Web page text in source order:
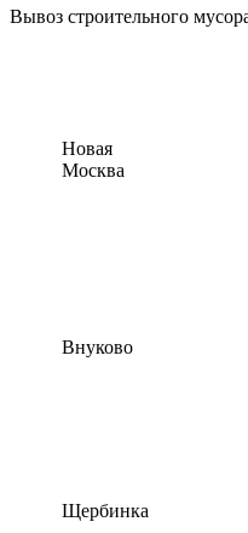
Вывоз строительного
Новая
Москва
Внуково
Щербинка